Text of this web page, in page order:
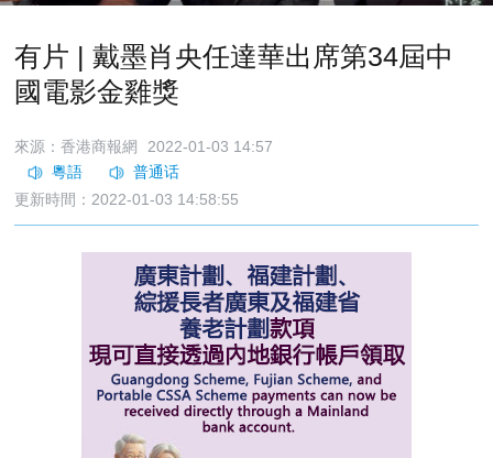
有片 | 戴墨肖央任達華出席第34屆中
國電影金雞獎
來源：香港商報網 2022-01-03 14:57
更新時間：2022-01-03 14:58:55